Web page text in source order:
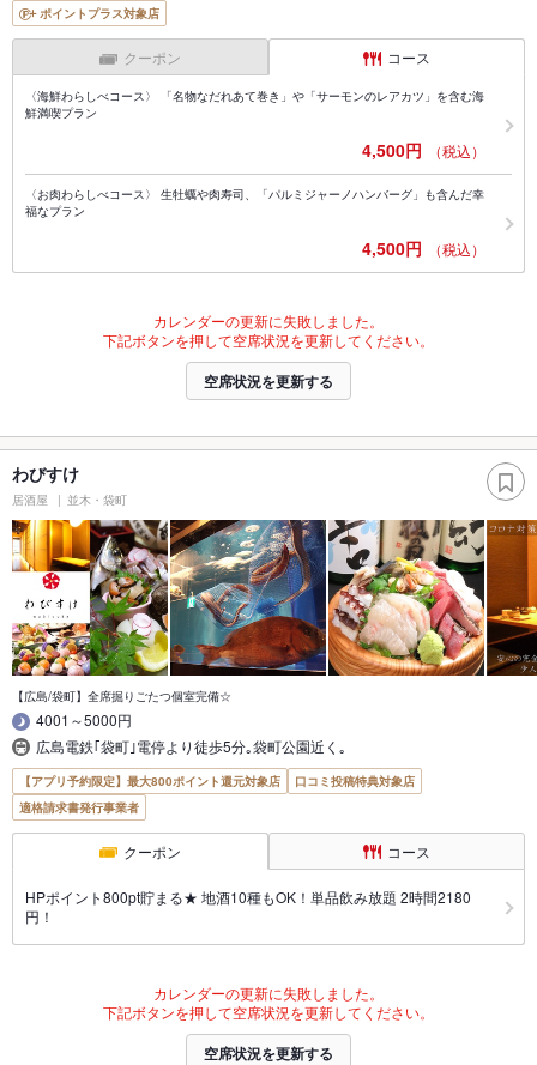
ポイントプラス対象店
クーポン コース
〈海鮮わらしべコース〉 「名物なだれあて巻き」や「サーモンのレアカツ」を含む海
鮮満喫プラン
4,500円 （税込）
〈お肉わらしべコース〉 生牡蠣や肉寿司、「パルミジャーノハンバーグ」も含んだ幸
福なプラン
4,500円 （税込）
カレンダーの更新に失敗しました。
下記ボタンを押して空席状況を更新してください。
空席状況を更新する
わびすけ
居酒屋 並木・袋町
【広島/袋町】全席掘りごたつ個室完備☆
4001～5000円
広島電鉄｢袋町｣電停より徒歩5分｡袋町公園近く｡
【アプリ予約限定】最大800ポイント還元対象店
口コミ投稿特典対象店
適格請求書発行事業者
クーポン コース
HPポイント800pt貯まる★ 地酒10種もOK！単品飲み放題 2時間2180
円！
カレンダーの更新に失敗しました。
下記ボタンを押して空席状況を更新してください。
空席状況を更新する